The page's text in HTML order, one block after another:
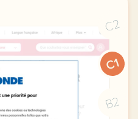
C2
C1
B2